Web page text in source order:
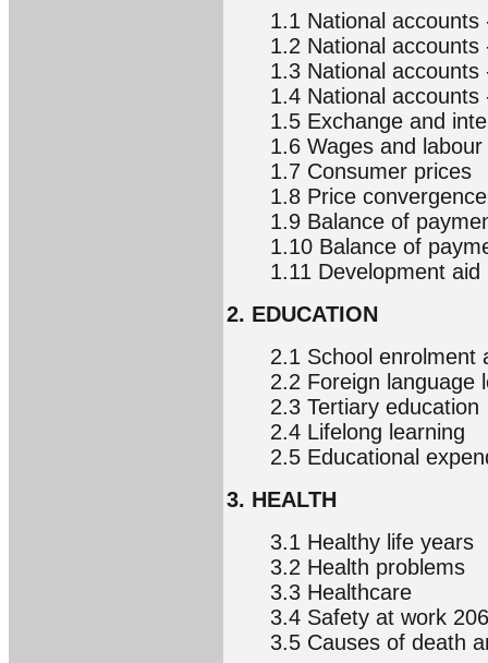
1.1 National
1.2 National
1.3 National
1.4 National
1.5 Exchange and
1.6 Wages and
1.7 Consumer prices
1.8 Price convergence
1.9 Balance of
1.10 Balance of
1.11 Development aid
2. EDUCATION
2.1 School enrolment
2.2 Foreign language
2.3 Tertiary education
2.4 Lifelong learning
2.5 Educational
3. HEALTH
3.1 Healthy life years
3.2 Health problems
3.3 Healthcare
3.4 Safety at work 206
3.5 Causes of death